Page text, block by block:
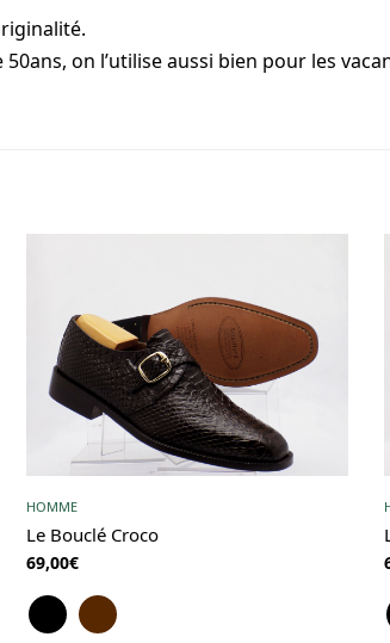
on l’utilise aussi bien pour les
HOMME
Le Bouclé Croco
69,00€